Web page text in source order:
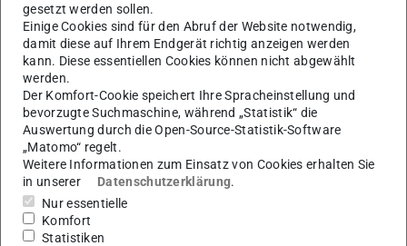
Von der Seminararbeit zum Audio-Guide
Das Fachgebiet Entwerfen+ Freiraumplanung hat die
studentische Arbeit „Lauschplätze – Auf Entdeckungstour
mit dem Froschkönig im Kinzigtal“ von Anna-Lisa Thorn
und Sophie Zindler beim Nachhaltigkeitspreis der Stadt
Hanau eingereicht. In der Arbeit geht es in fünf
Audiobeiträgen mit dem Froschkönig vom Zentrum
Hanaus bis zu den Wasserbüffeln bei Erlensee. Die Arbeit
gesetzt werden sollen.
Einige Cookies sind für den Abruf der Website notwendig,
damit diese auf Ihrem Endgerät richtig anzeigen werden
kann. Diese essentiellen Cookies können nicht abgewählt
werden.
Der Komfort-Cookie speichert Ihre Spracheinstellung und
bevorzugte Suchmaschine, während „Statistik“ die
Auswertung durch die Open-Source-Statistik-Software
„Matomo“ regelt.
Weitere Informationen zum Einsatz von Cookies erhalten Sie
in unserer
Datenschutzerklärung.
Nur essentielle
Komfort
Statistiken